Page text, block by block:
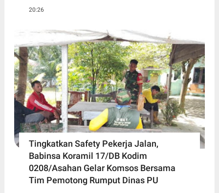
20:26
Tingkatkan Safety Pekerja Jalan,
Babinsa Koramil 17/DB Kodim
0208/Asahan Gelar Komsos Bersama
Tim Pemotong Rumput Dinas PU